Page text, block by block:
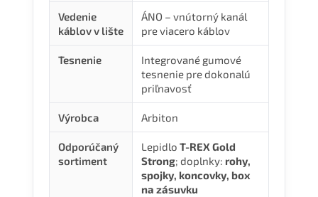
Vedenie
káblov v lište
ÁNO – vnútorný kanál
pre viacero káblov
Tesnenie
Integrované gumové
tesnenie pre dokonalú
priľnavosť
Výrobca Arbiton
Odporúčaný
sortiment
Lepidlo T-REX Gold
Strong; doplnky: rohy,
spojky, koncovky, box
na zásuvku